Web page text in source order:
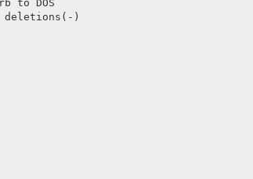
to DOS
)